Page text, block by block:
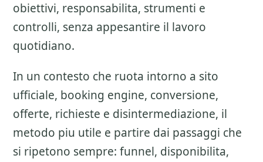
obiettivi, responsabilita, strumenti e
controlli, senza appesantire il lavoro
quotidiano.
In un contesto che ruota intorno a sito
ufficiale, booking engine, conversione,
offerte, richieste e disintermediazione, il
metodo piu utile e partire dai passaggi che
si ripetono sempre: funnel, disponibilita,